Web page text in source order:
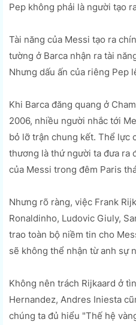
Pep không phải là người tạo
Tài năng của Messi tạo ra
tường ở Barca nhận ra tài
Nhưng dấu ấn của riêng Pep
Khi Barca đăng quang ở
2006, nhiều người nhắc tới
bỏ lỡ trận chung kết. Thể lực
thương là thứ người ta đưa ra
của Messi trong đêm Paris
Nhưng rõ ràng, việc Frank
Ronaldinho, Ludovic Giuly,
trao toàn bộ niềm tin cho
sẽ không thể nhận từ anh sự
Không nên trách Rijkaard ở
Hernandez, Andres Iniesta
chúng ta đủ hiểu "Thế hệ